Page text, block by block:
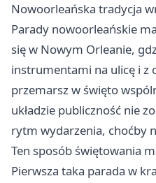
Nowoorleańska tradycja
Parady nowoorleańskie
się w Nowym Orleanie,
instrumentami na ulicę i z
przemarsz w święto
układzie publiczność nie
rytm wydarzenia, choćby
Ten sposób świętowania
Pierwsza taka parada w